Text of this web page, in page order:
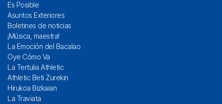
Es Posible
Asuntos Exteriores
Boletines de noticias
¡Música, maestra!
La Emoción del Bacalao
Oye Cómo Va
La Tertulia Athletic
Athletic Beti Zurekin
Hirukoa Bizkaian
La Traviata